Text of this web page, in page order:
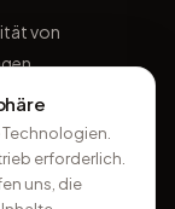
von
erforderlich.
uns, die